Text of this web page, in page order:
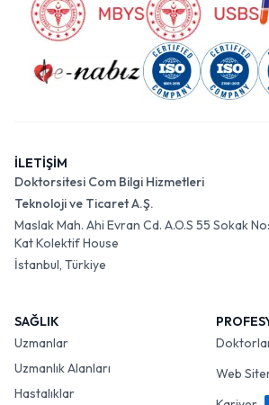
İLETİŞİM
Doktorsitesi Com Bilgi Hizmetleri
Teknoloji ve Ticaret A.Ş.
Maslak Mah. Ahi Evran Cd. A.O.S 55 Sokak
Kat Kolektif House
İstanbul, Türkiye
SAĞLIK
Uzmanlar
Uzmanlık Alanları
Hastalıklar
Web